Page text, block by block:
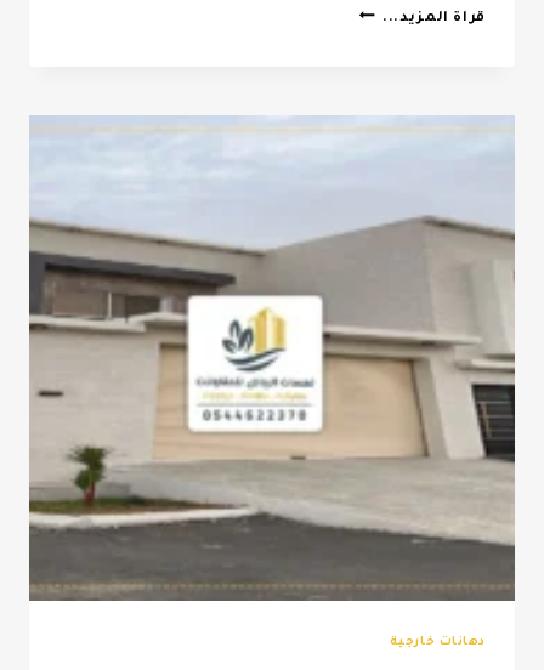
قراة المزيد... حداد
0532068305
بالرياض
دهانات خارجية